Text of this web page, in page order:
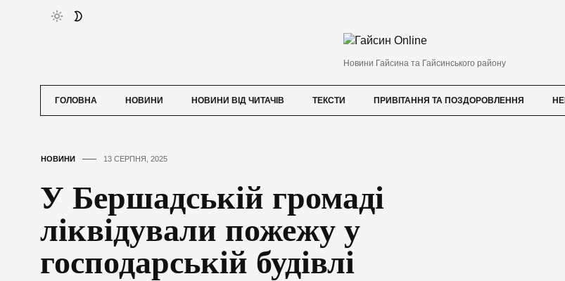
Новини Гайсина та Гайсинського району
ГОЛОВНА НОВИНИ НОВИНИ ВІД ЧИТАЧІВ ТЕКСТИ ПРИВІТАННЯ ТА ПОЗДОРОВЛЕННЯ
НОВИНИ 13 СЕРПНЯ, 2025
У Бершадській громаді
ліквідували пожежу у
господарській будівлі